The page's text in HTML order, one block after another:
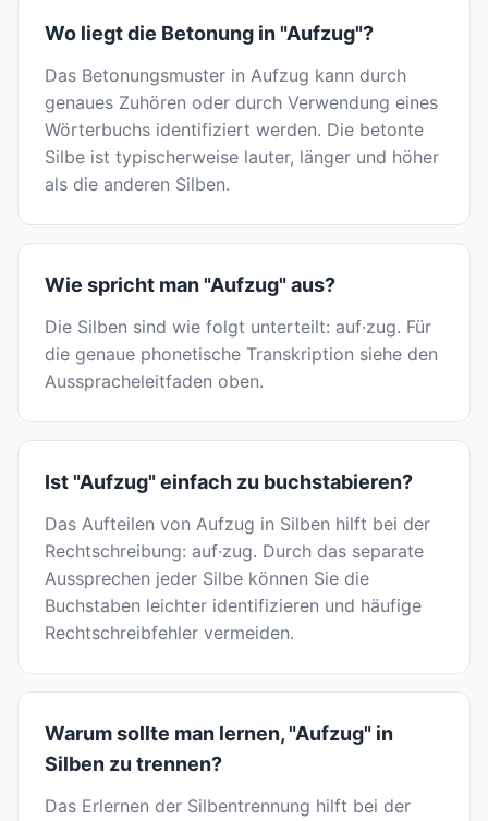
Wo liegt die Betonung in "Aufzug"?
Das Betonungsmuster in Aufzug kann durch
genaues Zuhören oder durch Verwendung eines
Wörterbuchs identifiziert werden. Die betonte
Silbe ist typischerweise lauter, länger und höher
als die anderen Silben.
Wie spricht man "Aufzug" aus?
Die Silben sind wie folgt unterteilt: auf·zug. Für
die genaue phonetische Transkription siehe den
Ausspracheleitfaden oben.
Ist "Aufzug" einfach zu buchstabieren?
Das Aufteilen von Aufzug in Silben hilft bei der
Rechtschreibung: auf·zug. Durch das separate
Aussprechen jeder Silbe können Sie die
Buchstaben leichter identifizieren und häufige
Rechtschreibfehler vermeiden.
Warum sollte man lernen, "Aufzug" in
Silben zu trennen?
Das Erlernen der Silbentrennung hilft bei der